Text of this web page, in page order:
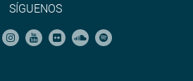
SÍGUENOS